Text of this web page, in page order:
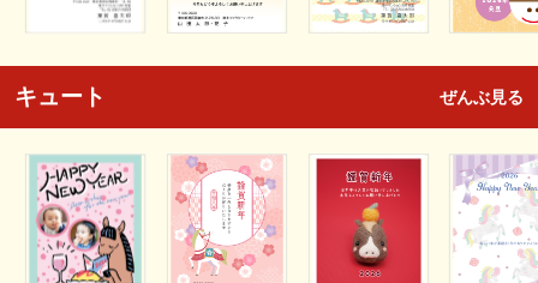
キュート ぜんぶ見る